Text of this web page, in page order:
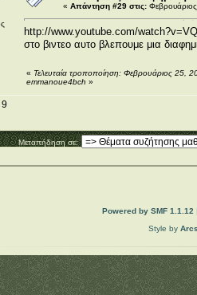
« Απάντηση #29 στις:
http://www.youtube.com/
στο βιντεο αυτο βλεπουμε μια
« Τελευταία τροποποίηση: Φεβρουάριος 25,
emmanoue4bch »
9
Μεταπήδηση σε:
Powered by SMF 1.1.12
Style by